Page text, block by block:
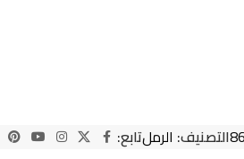
التصنيف: الرملتابع: